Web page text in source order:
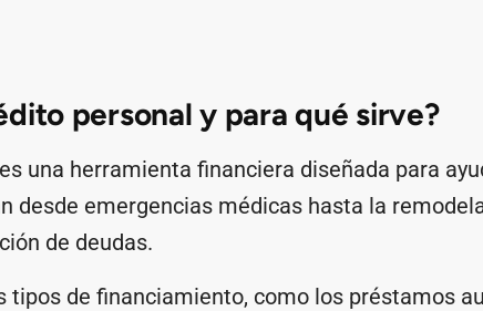
personal y para qué sirve?
es una herramienta financiera diseñada para
desde emergencias médicas hasta la
de deudas.
tipos de financiamiento, como los préstamos